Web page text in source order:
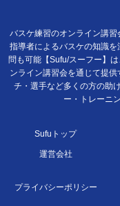
バスケ練習のオンライン講
指導者によるバスケの知識
問も可能【Sufu/スーフー】
ンライン講習会を通じて提
チ・選手など多くの方の助
ー・トレーニ
Sufuトップ
運営会社
プライバシーポリシー